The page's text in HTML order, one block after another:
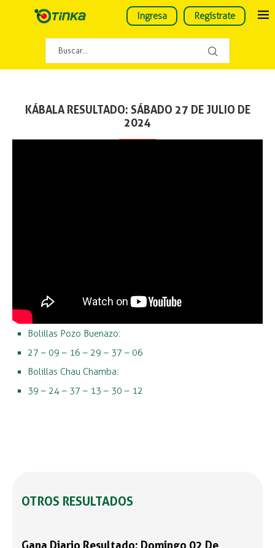
Ingresa Regístrate
KÁBALA RESULTADO: SÁBADO 27 DE JULIO DE
2024
Bolillas Pozo Buenazo:
27 – 09 – 16 – 29 – 37 – 06
Bolillas Chau Chamba:
39 – 24 – 37 – 13 – 30 – 12
OTROS RESULTADOS
Gana Diario Resultado: Domingo 02 De